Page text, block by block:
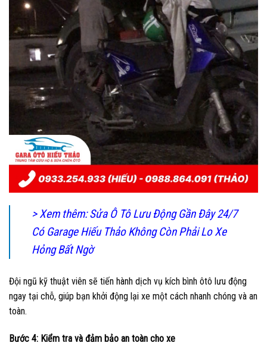
> Xem thêm: Sửa Ô Tô Lưu Động Gần Đây 24/7
Có Garage Hiếu Thảo Không Còn Phải Lo Xe
Hỏng Bất Ngờ
Đội ngũ kỹ thuật viên sẽ tiến hành dịch vụ kích bình ôtô lưu động
ngay tại chỗ, giúp bạn khởi động lại xe một cách nhanh chóng và an
toàn.
Bước 4: Kiểm tra và đảm bảo an toàn cho xe